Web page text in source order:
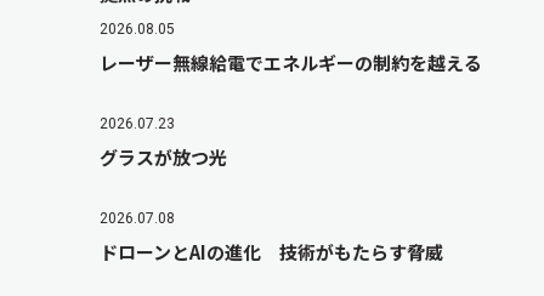
2026.08.05
レーザー無線給電でエネルギーの制約を越える
2026.07.23
グラスが放つ光
2026.07.08
ドローンとAIの進化 技術がもたらす脅威